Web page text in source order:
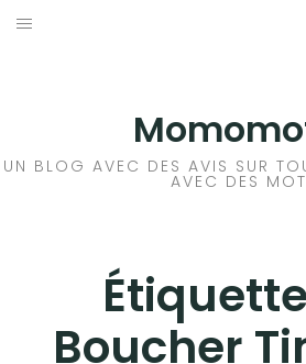
Aller
UN BLOG AVEC DES AVIS SUR
AVEC DES
Boucher
FILM
BLA BLA BLA